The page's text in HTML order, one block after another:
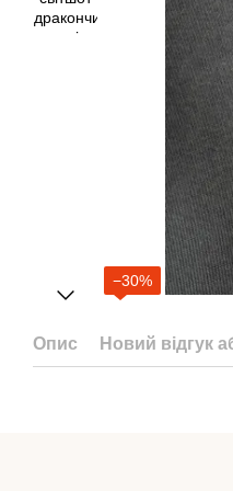
−30%
Опис Новий відгук